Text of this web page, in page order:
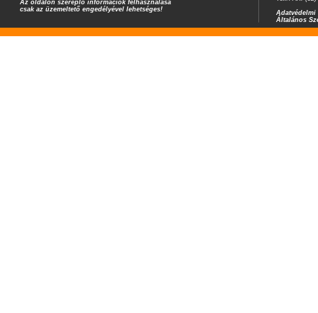
Az oldalon szereplő információk felhasználása
csak az üzemeltető engedélyével lehetséges!
Adatvédelmi
Általános